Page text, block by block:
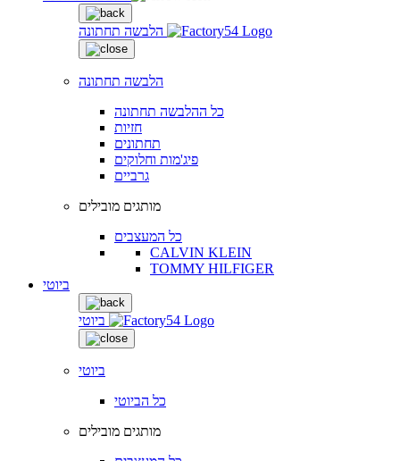
הלבשה תחתונה
הלבשה תחתונה
כל ההלבשה תחתונה
חזיות
תחתונים
פיג'מות וחלוקים
גרביים
מותגים מובילים
כל המעצבים
CALVIN KLEIN
TOMMY HILFIGER
ביוטי
ביוטי
ביוטי
כל הביוטי
מותגים מובילים